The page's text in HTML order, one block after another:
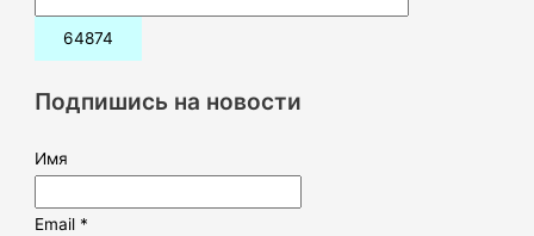
и
:Подпишись на новости
Имя
Email *